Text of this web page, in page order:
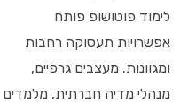
לימוד פוטושופ פותח
אפשרויות תעסוקה רחבות
ומגוונות. מעצבים גרפיים,
מנהלי מדיה חברתית, מלמדים